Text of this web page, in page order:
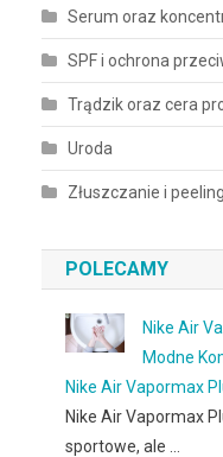
Serum oraz
SPF i ochrona
Trądzik oraz cera
Uroda
Złuszczanie i
POLECAMY
Nike Air
Modne
Nike Air Vapormax
Nike Air Vapormax
sportowe, ale …